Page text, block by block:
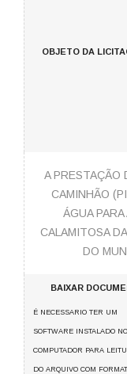
OBJETO DA
A PRESTAÇÃO
CAMINHÃO
ÁGUA
CALAMITOSA
DO
BAIXAR
É NECESSARIO TER UM
SOFTWARE INSTALADO
COMPUTADOR PARA
DO ARQUIVO COM